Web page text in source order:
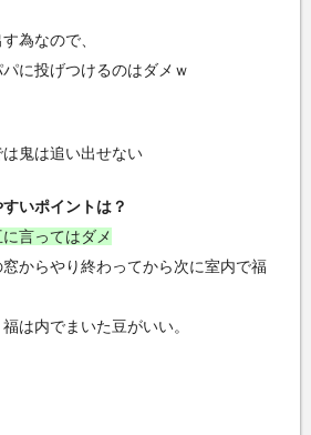
為なので、
に投げつけるのはダメｗ
鬼は追い出せない
いポイントは？
言ってはダメ
からやり終わってから次に室内で福
は内でまいた豆がいい。